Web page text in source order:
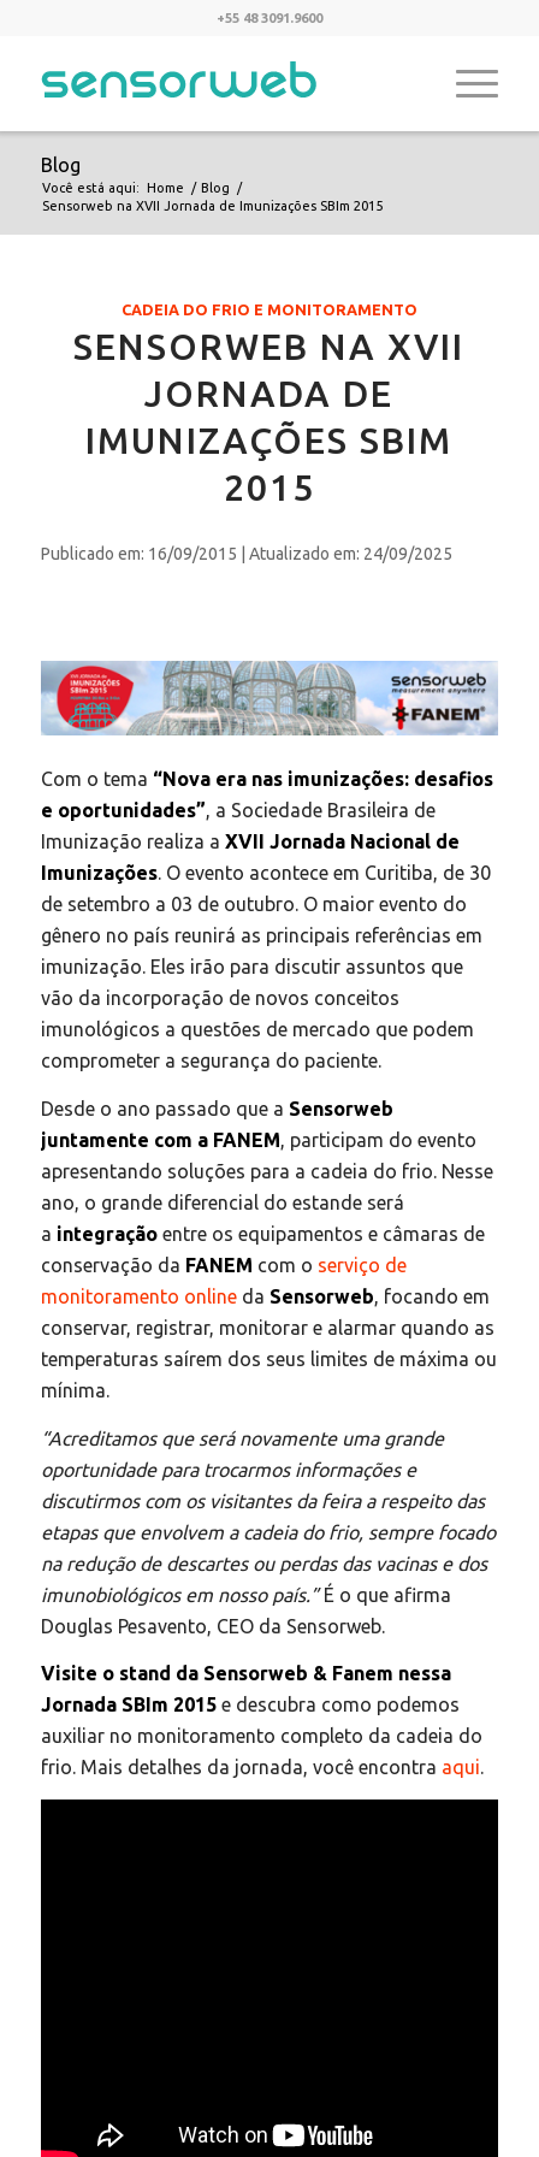
+55 48 3091.9600
Blog
Você está aqui: Home / Blog
/
Sensorweb na XVII Jornada de Imunizações SBIm 2015
CADEIA DO FRIO E MONITORAMENTO
SENSORWEB NA XVII
JORNADA DE
IMUNIZAÇÕES SBIM
2015
Publicado em: 16/09/2015 | Atualizado em: 24/09/2025
Com o tema “Nova era nas imunizações: desafios
e oportunidades”, a Sociedade Brasileira de
Imunização realiza a XVII Jornada Nacional de
Imunizações. O evento acontece em Curitiba, de 30
de setembro a 03 de outubro. O maior evento do
gênero no país reunirá as principais referências em
imunização. Eles irão para discutir assuntos que
vão da incorporação de novos conceitos
imunológicos a questões de mercado que podem
comprometer a segurança do paciente.
Desde o ano passado que a Sensorweb
juntamente com a FANEM, participam do evento
apresentando soluções para a cadeia do frio. Nesse
ano, o grande diferencial do estande será
a integraçãoentre os equipamentos e câmaras de
conservação da FANEM com o serviço de
monitoramento onlineda Sensorweb, focando em
conservar, registrar, monitorar e alarmar quando as
temperaturas saírem dos seus limites de máxima ou
mínima.
“Acreditamos que será novamente uma grande
oportunidade para trocarmos informações e
discutirmos com os visitantes da feira a respeito das
etapas que envolvem a cadeia do frio, sempre focado
na redução de descartes ou perdas das vacinas e dos
imunobiológicos em nosso país.”É o que afirma
Douglas Pesavento, CEO da Sensorweb.
Visite o stand da Sensorweb & Fanem nessa
Jornada SBIm 2015e descubra como podemos
auxiliar no monitoramento completo da cadeia do
frio. Mais detalhes da jornada, você encontra aqui.